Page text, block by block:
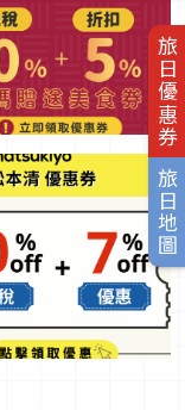
旅日優惠券
旅日地圖